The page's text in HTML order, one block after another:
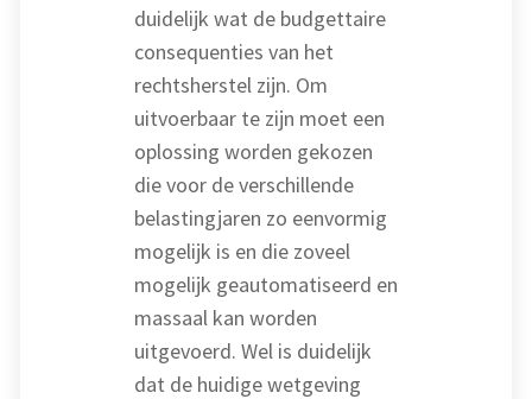
duidelijk wat de budgettaire
consequenties van het
rechtsherstel zijn. Om
uitvoerbaar te zijn moet een
oplossing worden gekozen
die voor de verschillende
belastingjaren zo eenvormig
mogelijk is en die zoveel
mogelijk geautomatiseerd en
massaal kan worden
uitgevoerd. Wel is duidelijk
dat de huidige wetgeving